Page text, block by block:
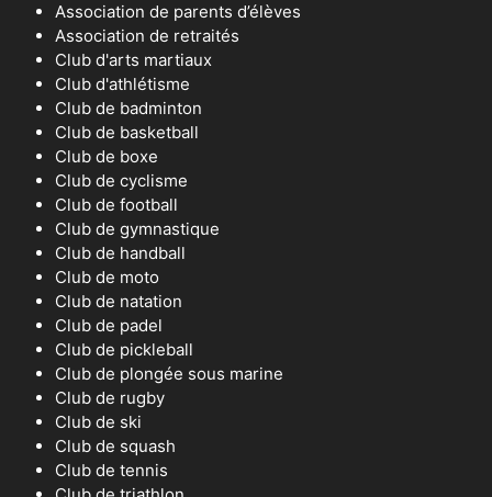
Association de parents d’élèves
Association de retraités
Club d'arts martiaux
Club d'athlétisme
Club de badminton
Club de basketball
Club de boxe
Club de cyclisme
Club de football
Club de gymnastique
Club de handball
Club de moto
Club de natation
Club de padel
Club de pickleball
Club de plongée sous marine
Club de rugby
Club de ski
Club de squash
Club de tennis